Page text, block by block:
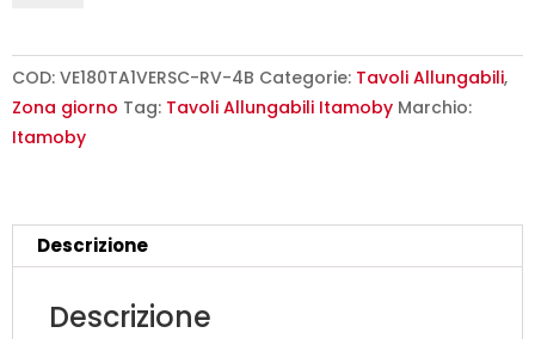
Versalux
rovere
scortecciato
4/B
quantità
COD: VE180TA1VERSC-RV-4B Categorie: Tavoli Allungabili,
Zona giorno Tag: Tavoli Allungabili Itamoby Marchio:
Itamoby
Descrizione
Descrizione